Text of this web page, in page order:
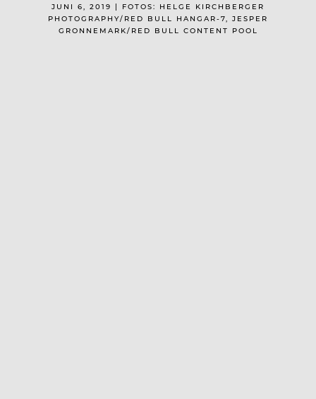
JUNI 6, 2019 | FOTOS: HELGE KIRCHBERGER
PHOTOGRAPHY/RED BULL HANGAR-7, JESPER
GRONNEMARK/RED BULL CONTENT POOL